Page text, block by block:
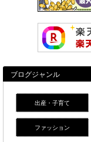
ブログジャンル
出産・子育て
ファッション